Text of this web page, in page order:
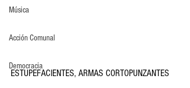
Música
Acción Comunal
Democracia
ESTUPEFACIENTES, ARMAS CORTOPUNZANTES